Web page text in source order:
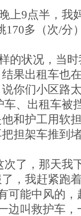
上9点半，我
170多（次/分
的状况，当
果出租车也
你们小区路
、出租车被
和护工用软
担架车推到
次了，那天我
，我赶紧跑
可能中风的
边叫救护车